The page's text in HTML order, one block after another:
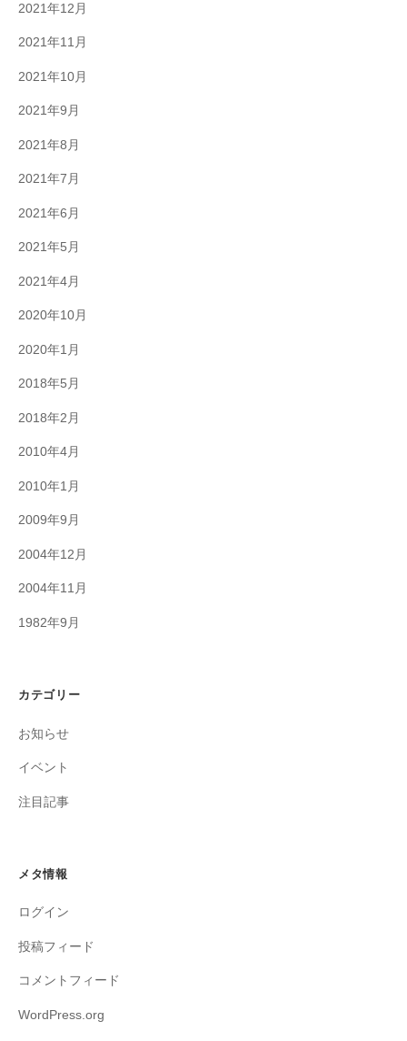
2021年12月
2021年11月
2021年10月
2021年9月
2021年8月
2021年7月
2021年6月
2021年5月
2021年4月
2020年10月
2020年1月
2018年5月
2018年2月
2010年4月
2010年1月
2009年9月
2004年12月
2004年11月
1982年9月
カテゴリー
お知らせ
イベント
注目記事
メタ情報
ログイン
投稿フィード
コメントフィード
WordPress.org